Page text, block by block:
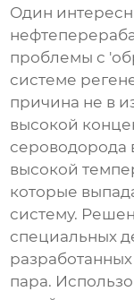
Один
проблемы с
системе
причина не в
высокой
сероводорода
высокой
которые
систему.
специальных
пара.